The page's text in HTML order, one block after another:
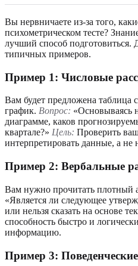
Вы нервничаете из-за того,
психометрическом тесте?
лучший способ подготовиться.
типичных примеров.
Пример 1: Числовые
Вам будет предложена
график. Вопрос: «Основываясь
диаграмме, каков
квартале?» Цель: Проверить
интерпретировать данные, а
Пример 2: Вербальные
Вам нужно прочитать плотный
«Является ли следующее
или нельзя сказать на основе
способность быстро и
информацию.
Пример 3: